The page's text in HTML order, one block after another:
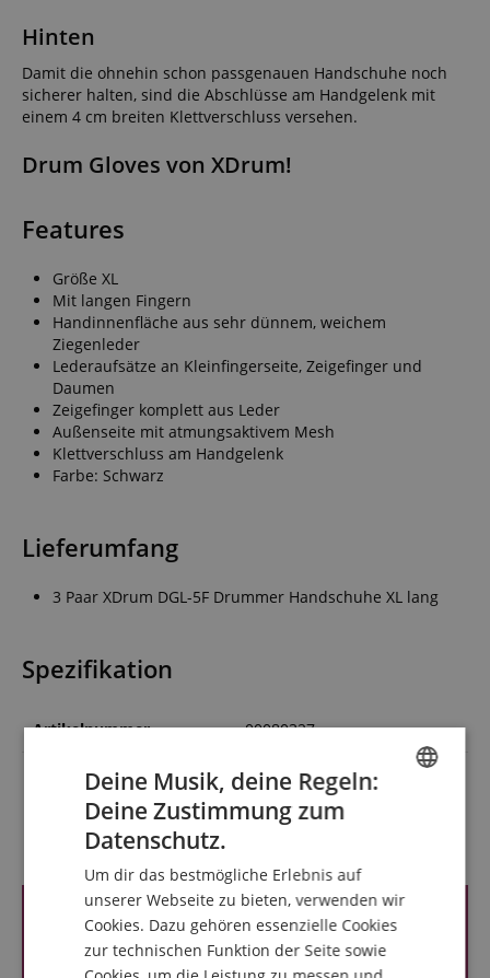
Hinten
Damit die ohnehin schon passgenauen Handschuhe noch
sicherer halten, sind die Abschlüsse am Handgelenk mit
einem 4 cm breiten Klettverschluss versehen.
Drum Gloves von XDrum!
Features
Größe XL
Mit langen Fingern
Handinnenfläche aus sehr dünnem, weichem
Ziegenleder
Lederaufsätze an Kleinfingerseite, Zeigefinger und
Daumen
Zeigefinger komplett aus Leder
Außenseite mit atmungsaktivem Mesh
Klettverschluss am Handgelenk
Farbe: Schwarz
Lieferumfang
3 Paar XDrum DGL-5F Drummer Handschuhe XL lang
Spezifikation
Artikelnummer 00080327
Schwarz
Kundenbewertungen
FRENCH
Deine Musik, deine Regeln:
Deine Zustimmung zum
Datenschutz.
Um dir das bestmögliche Erlebnis auf
unserer Webseite zu bieten, verwenden wir
Cookies. Dazu gehören essenzielle Cookies
zur technischen Funktion der Seite sowie